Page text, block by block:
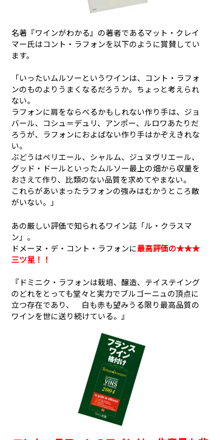
名著『ワインがわかる』の著者であるマット・クレイ
マー氏はコント・ラフォンを以下のように賞賛してい
ます。
「いったいムルソーというワインは、コント・ラフォ
ンのものよりうまくなるだろうか。ちょっと考えられ
ない。
ラフォンに肩をならべるかもしれない作り手は、ジョ
バール、コシュ＝デュリ、アンポー、ルロワあたりだ
ろうが、ラフォンにおよばない作り手はかぞえきれな
い。
ぶどうはペリエール、シャルム、ジュヌヴリエール、
グッド・ドールといったムルソー最上の畑から収量を
おさえて作り、比類のない品質を求めてやまない。
これらがあいまったラフォンの強みはむかうところ敵
がいない。」
あの厳しい評価で知られるワイン誌「ル・クラスマ
ン」。
ドメーヌ・デ・コント・ラフォンに最高評価の★★★
三ツ星！！
『ドミニク・ラフォンは栽培、醸造、テイステイング
のどれをとっても堂々と実力でブルゴーニュの頂点に
立つ存在であり、 白も赤も望みうる限り最高品質の
ワインを世に送り続けている。』